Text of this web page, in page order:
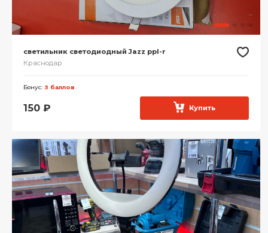
светильник светодиодный Jazz ppl-r
Краснодар
Бонус: 3 баллов
150 ₽ Купить